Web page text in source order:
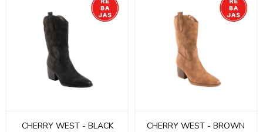
CHERRY WEST - BLACK CHERRY WEST - BROWN